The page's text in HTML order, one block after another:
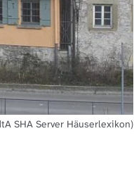
SHA Server Häuserlexikon)